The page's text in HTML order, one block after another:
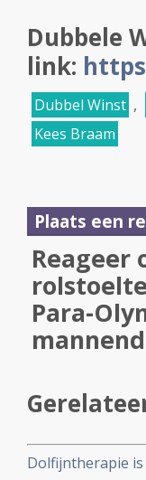
Dubbele
link:
Dubbel Winst ,
Kees Braam
Plaats een
Reageer
Para-
Dolfijntherapie